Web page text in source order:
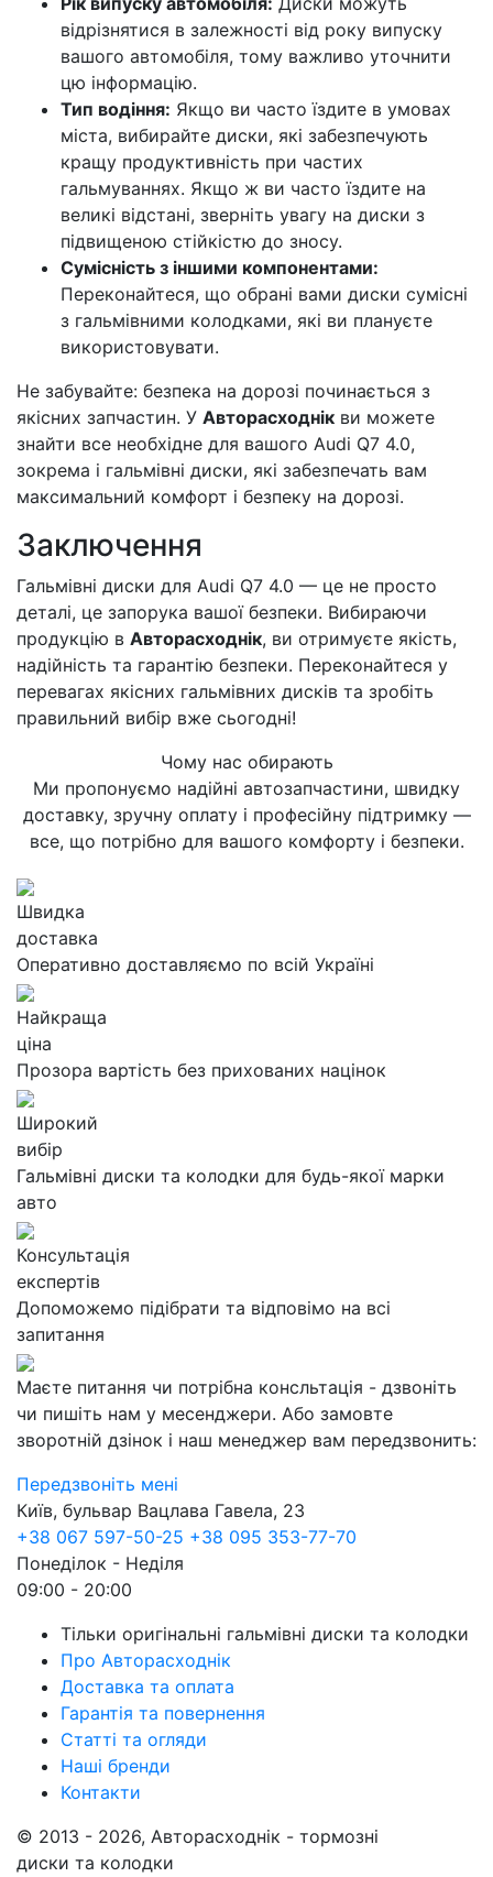
відрізнятися в залежності від року випуску
вашого автомобіля, тому важливо уточнити
цю інформацію.
Тип водіння: Якщо ви часто їздите в умовах
міста, вибирайте диски, які забезпечують
кращу продуктивність при частих
гальмуваннях. Якщо ж ви часто їздите на
великі відстані, зверніть увагу на диски з
підвищеною стійкістю до зносу.
Сумісність з іншими компонентами:
Переконайтеся, що обрані вами диски сумісні
з гальмівними колодками, які ви плануєте
використовувати.
Не забувайте: безпека на дорозі починається з
якісних запчастин. У Авторасходнік ви можете
знайти все необхідне для вашого Audi Q7 4.0,
зокрема і гальмівні диски, які забезпечать вам
максимальний комфорт і безпеку на дорозі.
Заключення
Гальмівні диски для Audi Q7 4.0 — це не просто
деталі, це запорука вашої безпеки. Вибираючи
продукцію в Авторасходнік, ви отримуєте якість,
надійність та гарантію безпеки. Переконайтеся у
перевагах якісних гальмівних дисків та зробіть
правильний вибір вже сьогодні!
Чому нас обирають
Ми пропонуємо надійні автозапчастини, швидку
доставку, зручну оплату і професійну підтримку —
все, що потрібно для вашого комфорту і безпеки.
Швидка
доставка
Оперативно доставляємо по всій Україні
Найкраща
ціна
Прозора вартість без прихованих націнок
Широкий
вибір
Гальмівні диски та колодки для будь-якої марки
авто
Консультація
експертів
Допоможемо підібрати та відповімо на всі
запитання
Маєте питання чи потрібна консльтація - дзвоніть
чи пишіть нам у месенджери. Або замовте
зворотній дзінок і наш менеджер вам передзвонить:
Передзвоніть мені
Київ, бульвар Вацлава Гавела, 23
+38 067 597-50-25 +38 095 353-77-70
Понеділок - Неділя
09:00 - 20:00
Тільки оригінальні гальмівні диски та колодки
Про Авторасходнік
Доставка та оплата
Гарантія та повернення
Статті та огляди
Наші бренди
Контакти
© 2013 - 2026, Авторасходнік - тормозні
диски та колодки